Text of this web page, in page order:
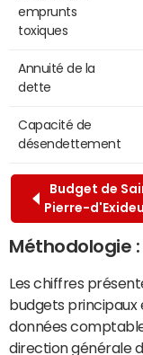
emprunts
toxiques
Annuité de la
dette
Capacité de
désendettement
Budget de
Pierre-
Méthodologie :
Les chiffres
budgets principaux
données
direction générale